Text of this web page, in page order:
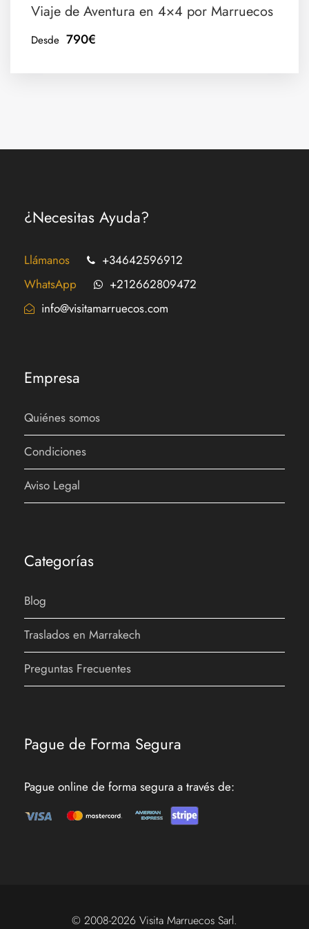
Propinas
Seguro de viaje
Zapatos cómodos
Protector solar
Camara
Gafas de Sol
Buggy
Etapa 1: Salida desde tu
hotel/riad
Recogida de tu hotel/riad en Marrakech y
Etapa 2: Llegada al palmeral y
comienzo del tour
Viaje de Aventura en 4×4 por Marruecos
Desde 790€
¿Necesitas Ayuda?
Llámanos
+34642596912
WhatsApp
+212662809472
info@visitamarruecos.com
Empresa
Quiénes somos
Condiciones
Aviso Legal
Categorías
Blog
Traslados en Marrakech
Preguntas Frecuentes
Pague de Forma Segura
Pague online de forma segura a través de:
© 2008-2026 Visita Marruecos Sarl.